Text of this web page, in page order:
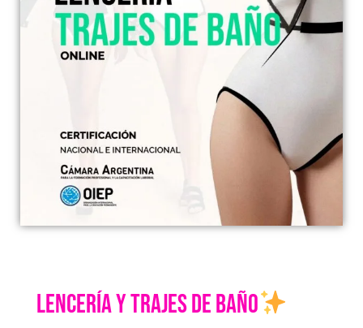
LENCERÍA Y TRAJES DE BAÑO